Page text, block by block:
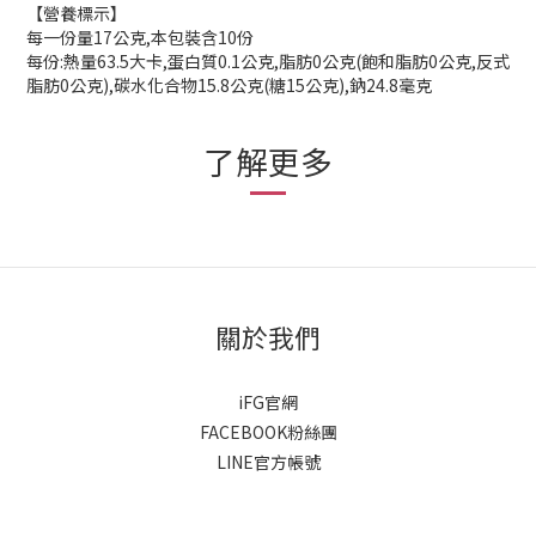
【營養標示】
每一份量17公克,本包裝含10份
每份:熱量63.5大卡,蛋白質0.1公克,脂肪0公克(飽和脂肪0公克,反式
脂肪0公克),碳水化合物15.8公克(糖15公克),鈉24.8毫克
了解更多
關於我們
iFG官網
FACEBOOK粉絲團
LINE官方帳號